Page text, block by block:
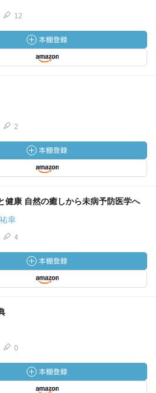
12
2
健康 自然の癒しから未病予防医学へ
幸
4
0